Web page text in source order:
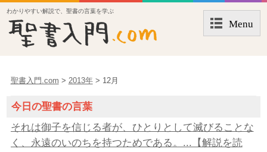
わかりやすい解説で、聖書の言葉を学ぶ
Menu
聖書入門.com > 2013年> 12月
今日の聖書の言葉
それは御子を信じる者が、ひとりとして滅びることな
く、永遠のいのちを持つためである。...【解説を読